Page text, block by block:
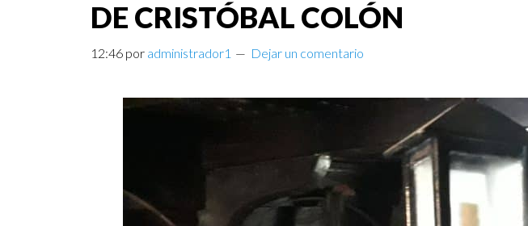
DE CRISTÓBAL COLÓN
12:46 por administrador1 Dejar un comentario